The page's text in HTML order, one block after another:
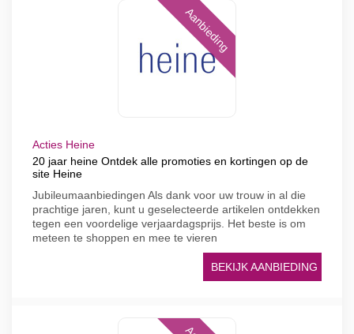
Aanbieding
Acties Heine
20 jaar heine Ontdek alle promoties en kortingen op de
site Heine
Jubileumaanbiedingen Als dank voor uw trouw in al die
prachtige jaren, kunt u geselecteerde artikelen ontdekken
tegen een voordelige verjaardagsprijs. Het beste is om
meteen te shoppen en mee te vieren
BEKIJK AANBIEDING